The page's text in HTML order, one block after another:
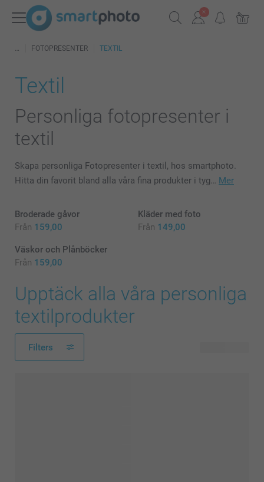
FOTOPRESENTER TEXTIL
Textil
Personliga fotopresenter i
textil
Skapa personliga Fotopresenter i textil, hos smartphoto.
Hitta din favorit bland alla våra fina produkter i tyg… Mer
Broderade gåvor
Från 159,00
Kläder med foto
Från 149,00
Väskor och Plånböcker
Från 159,00
Upptäck alla våra personliga
textilprodukter
Filters